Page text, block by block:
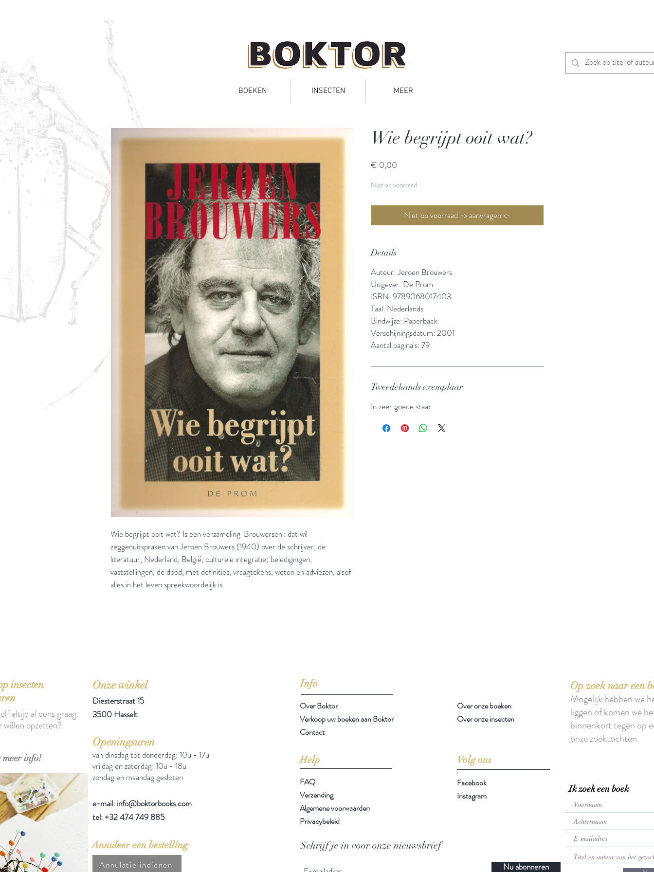
BOEKEN INSECTEN MEER
Wie begrijpt ooit wat? Is een verzameling 'Brouwersen': dat wil
zeggenuitspraken van Jeroen Brouwers (1940) over de schrijver, de
literatuur, Nederland, België, culturele integratie; beledigingen,
vaststellingen, de dood, met definities, vraagtekens, weten en adviezen, alsof
alles in het leven spreekwoordelijk is.
Wie begrijpt ooit wat?
€ 0,00
Niet op voorraad
Niet op voorraad -> aanvragen <-
Details
Auteur: Jeroen Brouwers
Uitgever: De Prom
ISBN: 9789068017403
Taal: Nederlands
Bindwijze: Paperback
Verschijningsdatum: 2001
Aantal pagina's: 79
Tweedehands exemplaar
In zeer goede staat
insecten
info!
altijd al eens graag
willen opzetten?
Onze winkel
Diesterstraat 15
3500 Hasselt
Openingsuren
van dinsdag tot donderdag: 10u - 17u
vrijdag en zaterdag: 10u - 18u
zondag en maandag gesloten
e-mail: info@boktorbooks.com
tel: +32 474 749 885
Info
Over Boktor
Verkoop uw boeken aan Boktor
Contact
Help Volg ons
Op zoek naar een
Mogelijk hebben we
liggen of komen we
binnenkort tegen op
onze zoektochten.
FAQ
Verzending
Algemene voorwaarden
Privacybeleid
Facebook
Instagram
Schrijf je in voor onze nieuwsbrief
Nu abonneren
Ik zoek een boek
Over onze boeken
Over onze insecten
Annuleer een bestelling
Annulatie indienen